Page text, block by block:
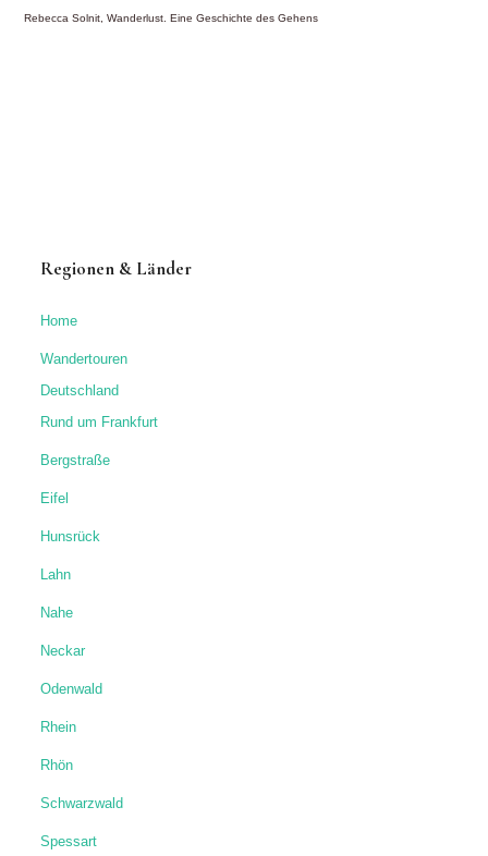
Rebecca Solnit, Wanderlust. Eine Geschichte des Gehens
Regionen & Länder
Home
Wandertouren
Deutschland
Rund um Frankfurt
Bergstraße
Eifel
Hunsrück
Lahn
Nahe
Neckar
Odenwald
Rhein
Rhön
Schwarzwald
Spessart